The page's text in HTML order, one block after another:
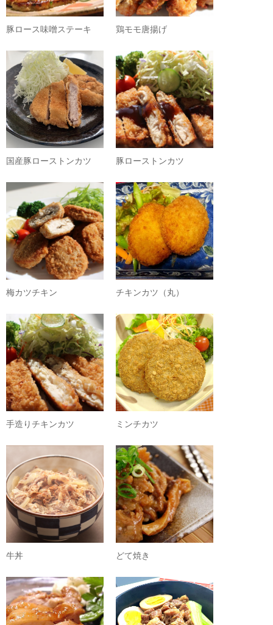
豚ロース味噌ステーキ 鶏モモ唐揚げ
国産豚ローストンカツ 豚ローストンカツ
梅カツチキン チキンカツ（丸）
手造りチキンカツ ミンチカツ
牛丼 どて焼き